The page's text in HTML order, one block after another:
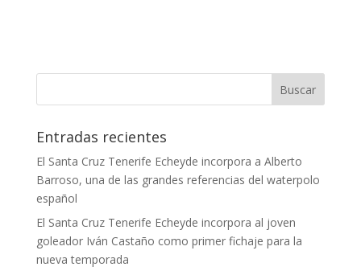
Entradas recientes
El Santa Cruz Tenerife Echeyde incorpora a Alberto
Barroso, una de las grandes referencias del waterpolo
español
El Santa Cruz Tenerife Echeyde incorpora al joven
goleador Iván Castaño como primer fichaje para la
nueva temporada